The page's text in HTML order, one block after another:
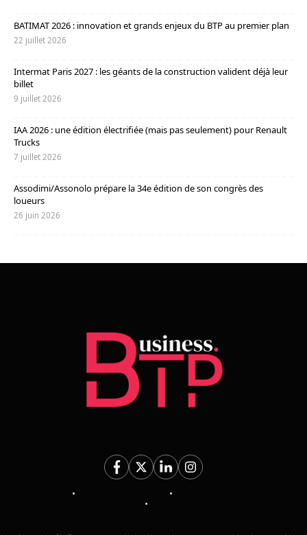
BATIMAT 2026 : innovation et grands enjeux du BTP au premier plan
22 juillet 2026
Intermat Paris 2027 : les géants de la construction valident déjà leur
billet
9 juillet 2026
IAA 2026 : une édition électrifiée (mais pas seulement) pour Renault
Trucks
7 juillet 2026
Assodimi/Assonolo prépare la 34e édition de son congrès des
loueurs
26 juin 2026
• •
•